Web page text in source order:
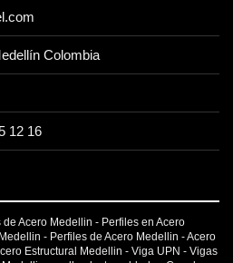
Colombia
12 16
Acero Medellin - Perfiles en Acero
- Perfiles de Acero Medellin - Acero
Estructural Medellin - Viga UPN - Vigas